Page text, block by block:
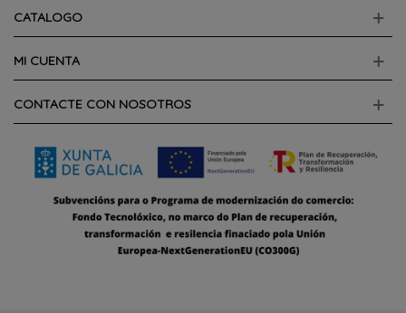
CATALOGO
MI CUENTA
CONTACTE CON NOSOTROS